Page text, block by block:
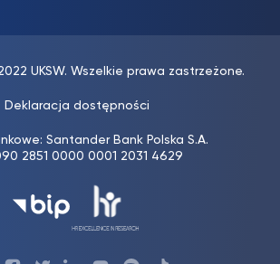
UKSW. Wszelkie prawa zastrzeżone.
Deklaracja dostępności
Santander Bank Polska S.A.
2851 0000 0001 2031 4629